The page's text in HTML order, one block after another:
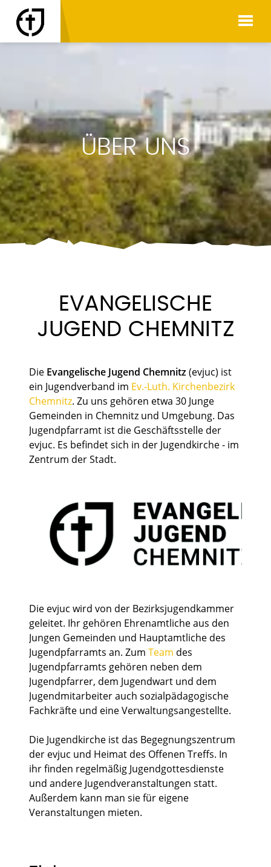
ÜBER UNS
EVANGELISCHE
JUGEND CHEMNITZ
Die Evangelische Jugend Chemnitz(evjuc) ist
ein Jugendverband im Ev.-Luth. Kirchenbezirk
Chemnitz. Zu uns gehören etwa 30 Junge
Gemeinden in Chemnitz und Umgebung. Das
Jugendpfarramt ist die Geschäftsstelle der
evjuc. Es befindet sich in der Jugendkirche - im
Zentrum der Stadt.
Die evjuc wird von der Bezirksjugendkammer
geleitet. Ihr gehören Ehrenamtliche aus den
Jungen Gemeinden und Hauptamtliche des
Jugendpfarramts an. Zum Team des
Jugendpfarramts gehören neben dem
Jugendpfarrer, dem Jugendwart und dem
Jugendmitarbeiter auch sozialpädagogische
Fachkräfte und eine Verwaltungsangestellte.
Die Jugendkirche ist das Begegnungszentrum
der evjuc und Heimat des Offenen Treffs. In
ihr finden regelmäßig Jugendgottesdienste
und andere Jugendveranstaltungen statt.
Außerdem kann man sie für eigene
Veranstaltungen mieten.